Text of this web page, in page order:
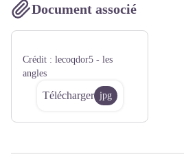
Document associé
Crédit : lecoqdor5 - les
angles
Télécharger jpg